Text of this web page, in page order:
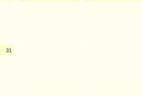
31